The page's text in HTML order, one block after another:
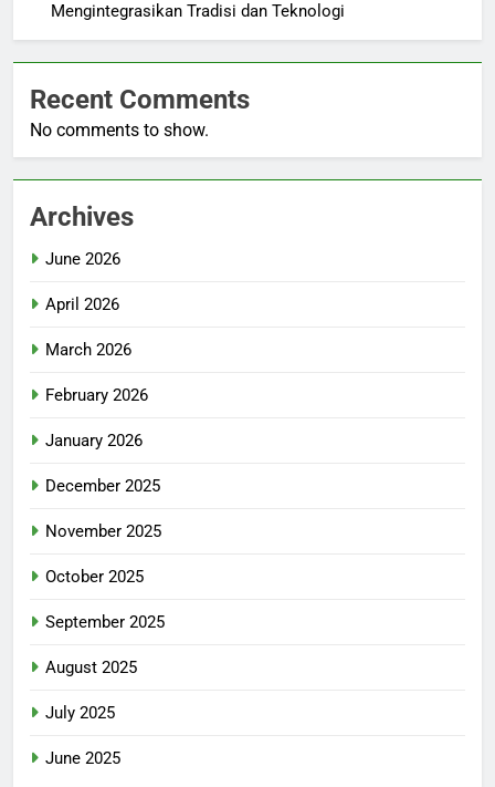
Mengintegrasikan Tradisi dan Teknologi
Recent Comments
No comments to show.
Archives
June 2026
April 2026
March 2026
February 2026
January 2026
December 2025
November 2025
October 2025
September 2025
August 2025
July 2025
June 2025